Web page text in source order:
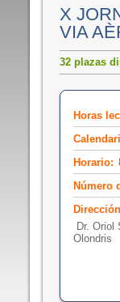
X
VIA
32 plazas
Horas
Horario:
Número
Dr. Oriol
Olondris